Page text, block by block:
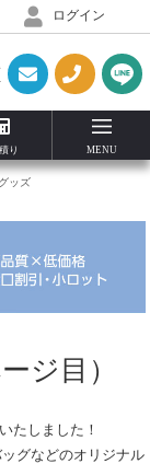
ログイン
り MENU
ッズ
ジ目）
たしました！
グなどのオリジナル